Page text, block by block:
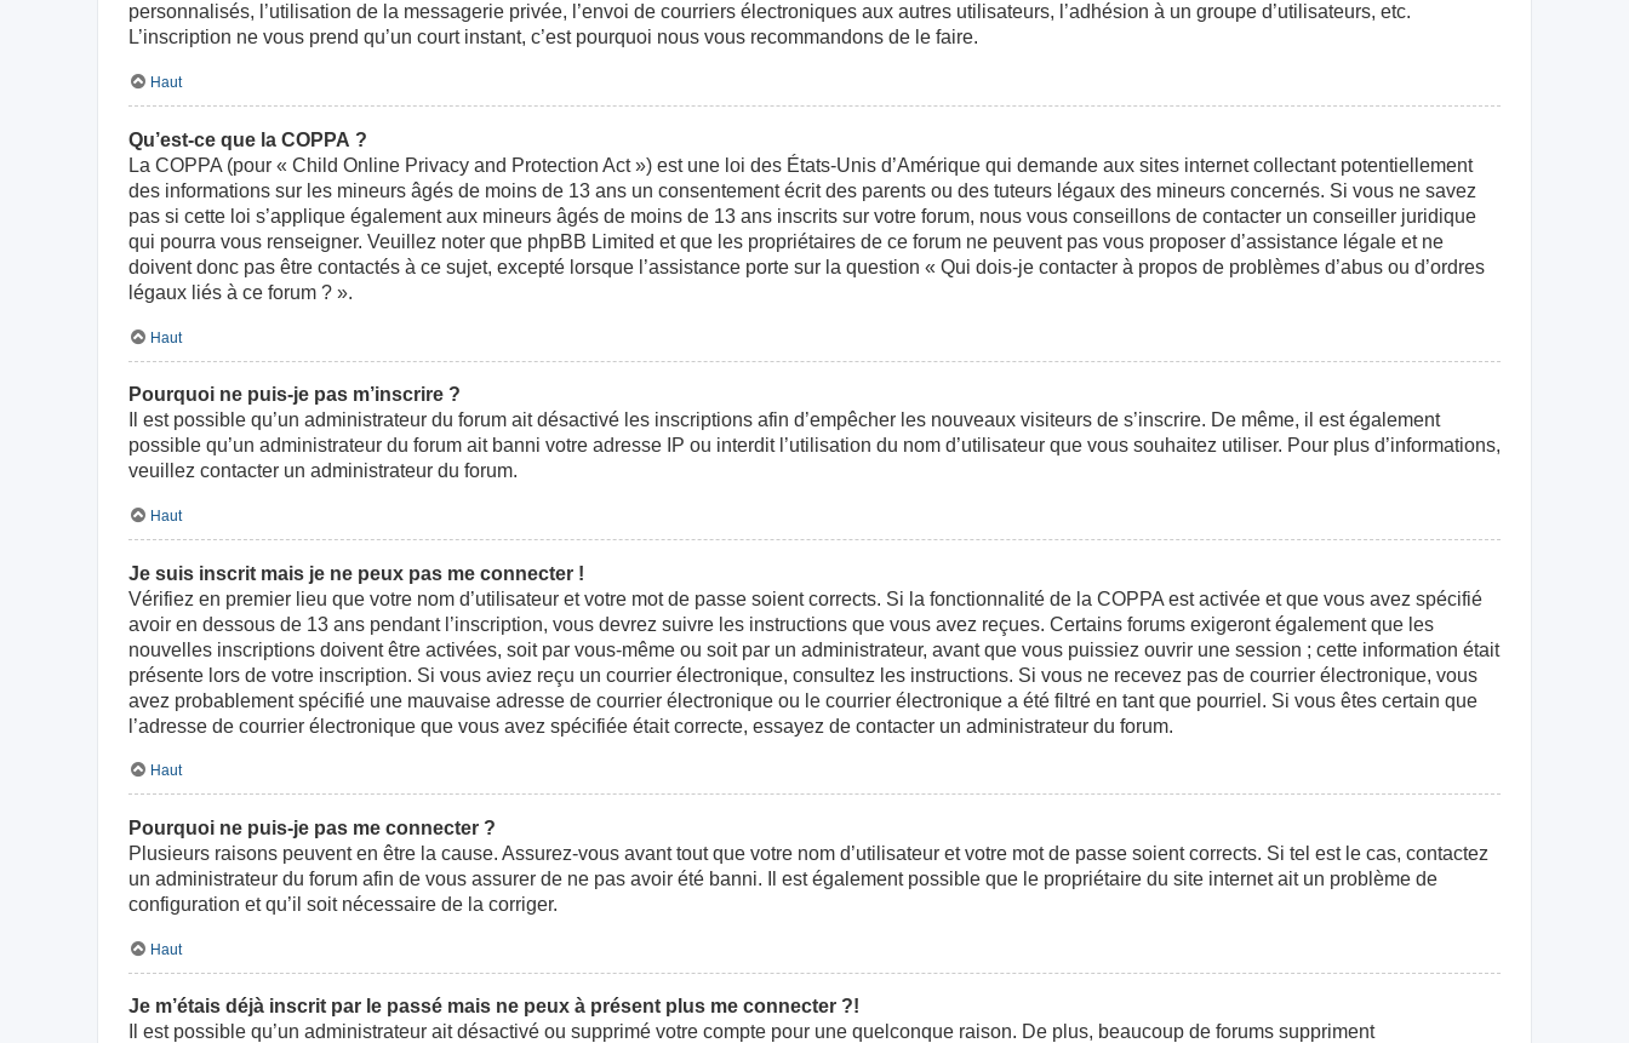
personnalisés, l’utilisation de la messagerie privée, l’envoi de courriers électroniques aux autres utilisateurs, l’adhésion à un groupe d’utilisateurs, etc.
L’inscription ne vous prend qu’un court instant, c’est pourquoi nous vous recommandons de le faire.
Haut
Qu’est-ce que la COPPA ?
La COPPA (pour « Child Online Privacy and Protection Act ») est une loi des États-Unis d’Amérique qui demande aux sites internet collectant potentiellement
des informations sur les mineurs âgés de moins de 13 ans un consentement écrit des parents ou des tuteurs légaux des mineurs concernés. Si vous ne savez
pas si cette loi s’applique également aux mineurs âgés de moins de 13 ans inscrits sur votre forum, nous vous conseillons de contacter un conseiller juridique
qui pourra vous renseigner. Veuillez noter que phpBB Limited et que les propriétaires de ce forum ne peuvent pas vous proposer d’assistance légale et ne
doivent donc pas être contactés à ce sujet, excepté lorsque l’assistance porte sur la question « Qui dois-je contacter à propos de problèmes d’abus ou d’ordres
légaux liés à ce forum ? ».
Haut
Pourquoi ne puis-je pas m’inscrire ?
Il est possible qu’un administrateur du forum ait désactivé les inscriptions afin d’empêcher les nouveaux visiteurs de s’inscrire. De même, il est également
possible qu’un administrateur du forum ait banni votre adresse IP ou interdit l’utilisation du nom d’utilisateur que vous souhaitez utiliser. Pour plus d’informations,
veuillez contacter un administrateur du forum.
Haut
Je suis inscrit mais je ne peux pas me connecter !
Vérifiez en premier lieu que votre nom d’utilisateur et votre mot de passe soient corrects. Si la fonctionnalité de la COPPA est activée et que vous avez spécifié
avoir en dessous de 13 ans pendant l’inscription, vous devrez suivre les instructions que vous avez reçues. Certains forums exigeront également que les
nouvelles inscriptions doivent être activées, soit par vous-même ou soit par un administrateur, avant que vous puissiez ouvrir une session ; cette information était
présente lors de votre inscription. Si vous aviez reçu un courrier électronique, consultez les instructions. Si vous ne recevez pas de courrier électronique, vous
avez probablement spécifié une mauvaise adresse de courrier électronique ou le courrier électronique a été filtré en tant que pourriel. Si vous êtes certain que
l’adresse de courrier électronique que vous avez spécifiée était correcte, essayez de contacter un administrateur du forum.
Haut
Pourquoi ne puis-je pas me connecter ?
Plusieurs raisons peuvent en être la cause. Assurez-vous avant tout que votre nom d’utilisateur et votre mot de passe soient corrects. Si tel est le cas, contactez
un administrateur du forum afin de vous assurer de ne pas avoir été banni. Il est également possible que le propriétaire du site internet ait un problème de
configuration et qu’il soit nécessaire de la corriger.
Haut
Je m’étais déjà inscrit par le passé mais ne peux à présent plus me connecter ?!
Il est possible qu’un administrateur ait désactivé ou supprimé votre compte pour une quelconque raison. De plus, beaucoup de forums suppriment